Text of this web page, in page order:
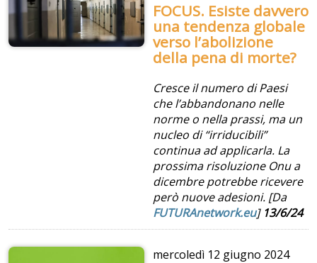
FOCUS. Esiste davvero
una tendenza globale
verso l’abolizione
della pena di morte?
Cresce il numero di Paesi
che l’abbandonano nelle
norme o nella prassi, ma un
nucleo di “irriducibili”
continua ad applicarla. La
prossima risoluzione Onu a
dicembre potrebbe ricevere
però nuove adesioni. [Da
FUTURAnetwork.eu] 13/6/24
mercoledì 12 giugno 2024